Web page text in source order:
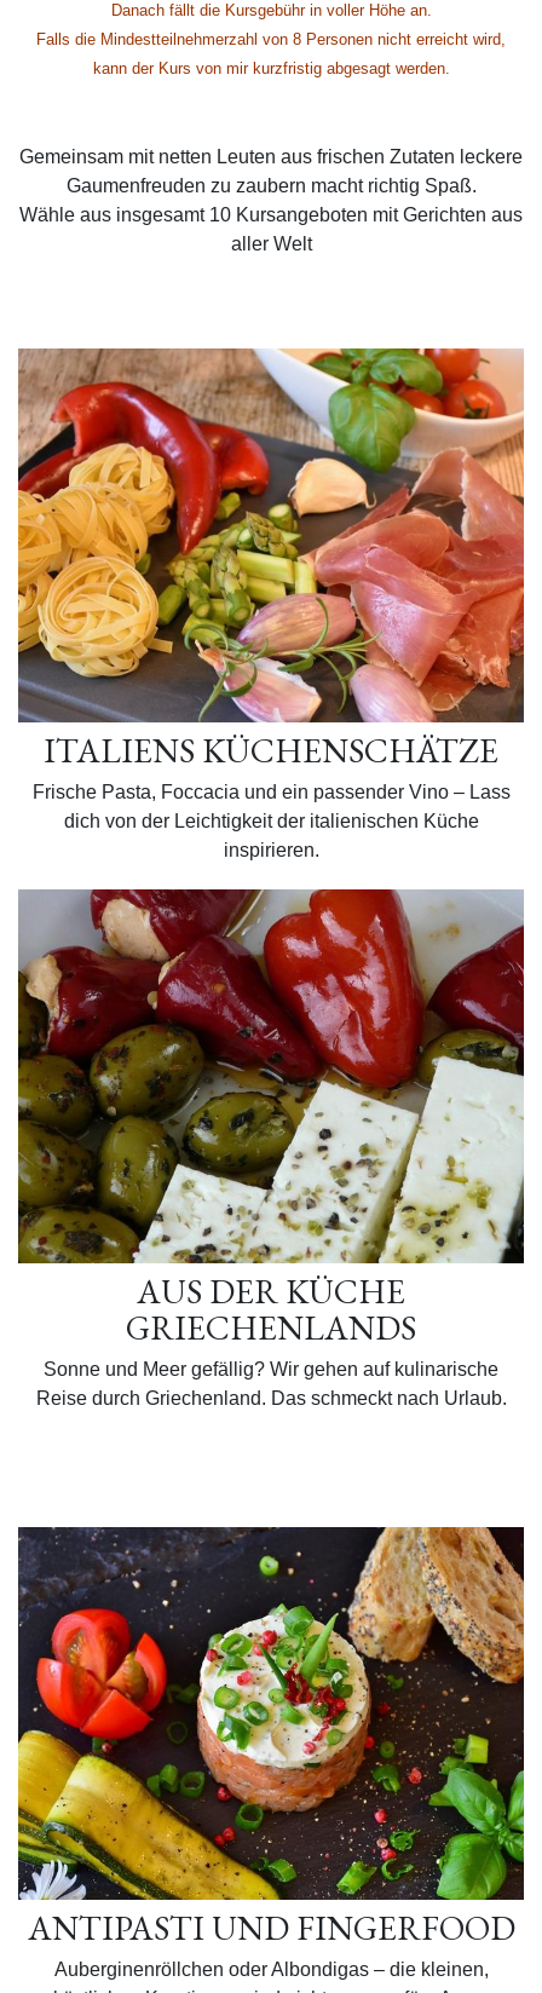
Danach fällt die Kursgebühr in voller Höhe an.
Falls die Mindestteilnehmerzahl von 8 Personen nicht erreicht wird,
kann der Kurs von mir kurzfristig abgesagt werden.
Gemeinsam mit netten Leuten aus frischen Zutaten leckere
Gaumenfreuden zu zaubern macht richtig Spaß.
Wähle aus insgesamt 10 Kursangeboten mit Gerichten aus
aller Welt
ITALIENS KÜCHENSCHÄTZE
Frische Pasta, Foccacia und ein passender Vino – Lass
dich von der Leichtigkeit der italienischen Küche
inspirieren.
AUS DER KÜCHE
GRIECHENLANDS
Sonne und Meer gefällig? Wir gehen auf kulinarische
Reise durch Griechenland. Das schmeckt nach Urlaub.
ANTIPASTI UND FINGERFOOD
Auberginenröllchen oder Albondigas – die kleinen,